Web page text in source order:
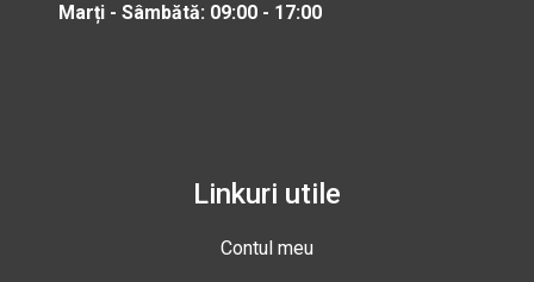
Marți - Sâmbătă: 09:00 - 17:00
Linkuri utile
Contul meu